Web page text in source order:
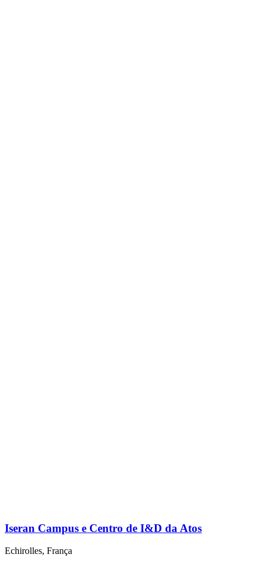
Iseran Campus e Centro de I&D da Atos
Echirolles, França